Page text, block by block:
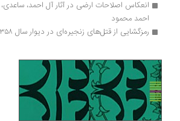
احمد محمود
رمزگشایی از قتل‌های زنجیره‌ای در دیوار سال ۱۳۵۸